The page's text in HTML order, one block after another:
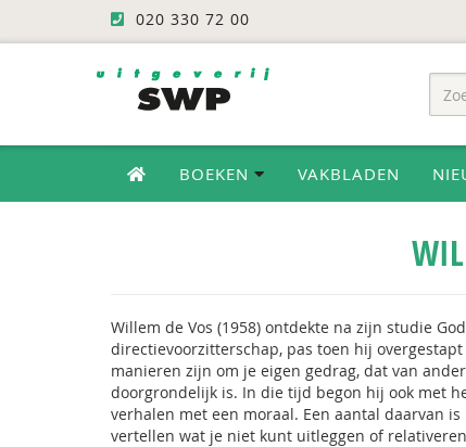
020 330 72 00
BOEKEN VAKBLADEN
Willem de Vos (1958) ontdekte na zijn studie
directievoorzitterschap, pas toen hij
manieren zijn om je eigen gedrag, dat van
doorgrondelijk is. In die tijd begon hij ook met
verhalen met een moraal. Een aantal daarvan
vertellen wat je niet kunt uitleggen of